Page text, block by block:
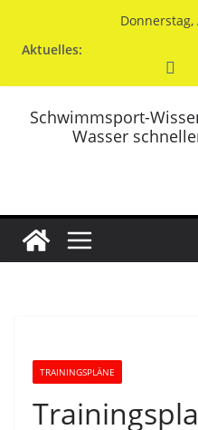
Donnerstag,
Aktuelles:
Schwimmsport-
Wasser
TRAININGSPLÄNE